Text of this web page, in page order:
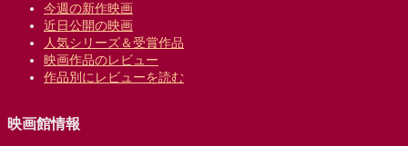
今週の新作映画
近日公開の映画
人気シリーズ＆受賞作品
映画作品のレビュー
作品別にレビューを読む
映画館情報